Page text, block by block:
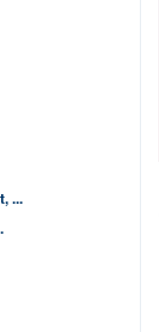
...